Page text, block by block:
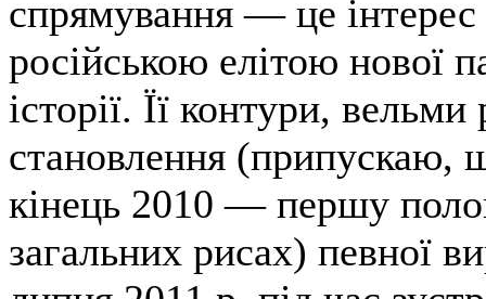
спрямування — це
російською елітою нової
історії. Її контури,
становлення (припускаю,
кінець 2010 — першу
загальних рисах) певної